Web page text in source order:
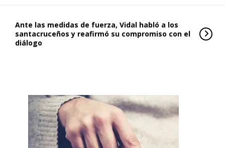
Ante las medidas de fuerza, Vidal habló a los
santacruceños y reafirmó su compromiso con el
diálogo